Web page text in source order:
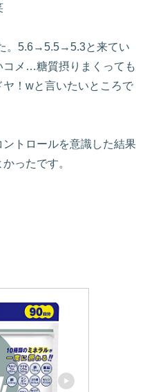
。5.6→5.5→5.3と来てい
コメ…糖質摂りまくっても
！wと言いたいところで
トロールを意識した結果
ったです。